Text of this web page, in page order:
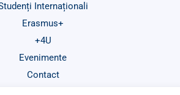
Internaționali
Erasmus+
+4U
Evenimente
Contact